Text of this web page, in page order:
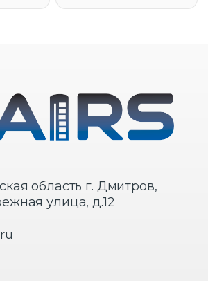
область г. Дмитров,
улица, д.12